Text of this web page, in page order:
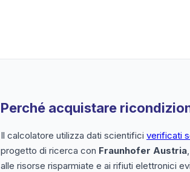
Perché acquistare
Il calcolatore utilizza dati scientifici verificati
progetto di ricerca con Fraunhofer Austria
alle risorse risparmiate e ai rifiuti elettronici